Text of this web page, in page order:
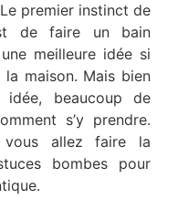
premier instinct de
de faire un bain
meilleure idée si
la maison. Mais bien
idée, beaucoup de
s’y prendre.
allez faire la
bombes pour